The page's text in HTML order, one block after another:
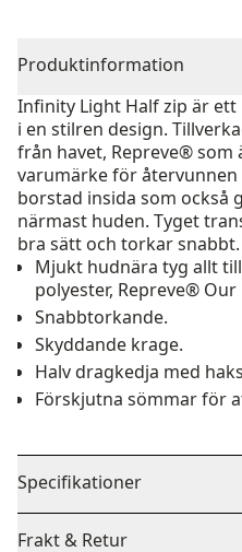
Produktinformation
Infinity Light Half zip är
i en stilren design.
från havet, Repreve® som
varumärke för återvunnen
borstad insida som också
närmast huden. Tyget
bra sätt och torkar snabbt.
Mjukt hudnära tyg allt
polyester, Repreve® Our
Snabbtorkande.
Skyddande krage.
Halv dragkedja med
Förskjutna sömmar för
Specifikationer
Frakt & Retur